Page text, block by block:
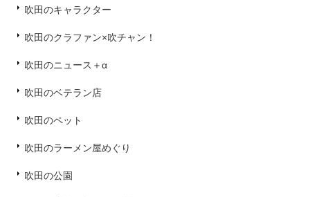
吹田のキャラクター
吹田のクラファン×吹チャン！
吹田のニュース＋α
吹田のベテラン店
吹田のペット
吹田のラーメン屋めぐり
吹田の公園